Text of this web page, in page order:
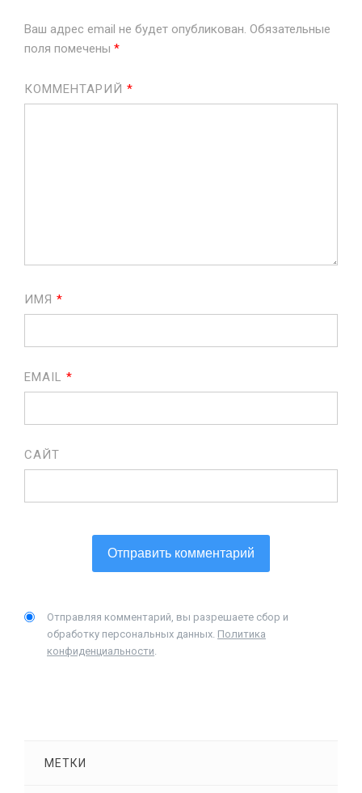
Ваш адрес email не будет опубликован. Обязательные
поля помечены *
КОММЕНТАРИЙ *
ИМЯ *
EMAIL *
САЙТ
Отправляя комментарий, вы разрешаете сбор и
обработку персональных данных. Политика
конфиденциальности.
МЕТКИ